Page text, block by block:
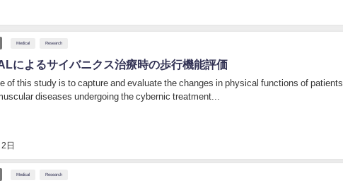
Medical Research
によるサイバニクス治療時の歩行機能評価
日
of this study is to capture and evaluate the changes in physical functions of patients
diseases undergoing the cybernic treatment...
Medical Research